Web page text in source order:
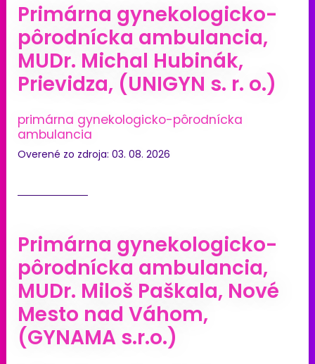
Primárna gynekologicko-
pôrodnícka ambulancia,
MUDr. Michal Hubinák,
Prievidza, (UNIGYN s. r. o.)
primárna gynekologicko-pôrodnícka
ambulancia
Overené zo zdroja: 03. 08. 2026
Primárna gynekologicko-
pôrodnícka ambulancia,
MUDr. Miloš Paškala, Nové
Mesto nad Váhom,
(GYNAMA s.r.o.)